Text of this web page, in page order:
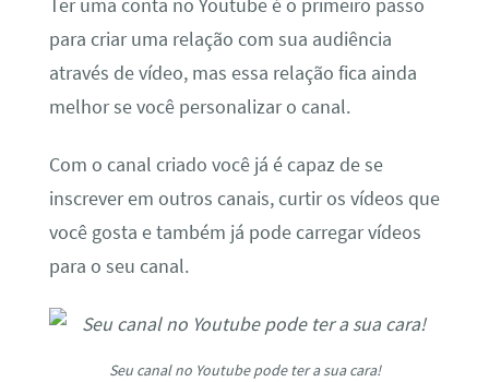
Ter uma conta no Youtube é o primeiro passo
para criar uma relação com sua audiência
através de vídeo, mas essa relação fica ainda
melhor se você personalizar o canal.
Com o canal criado você já é capaz de se
inscrever em outros canais, curtir os vídeos que
você gosta e também já pode carregar vídeos
para o seu canal.
Seu canal no Youtube pode ter a sua cara!